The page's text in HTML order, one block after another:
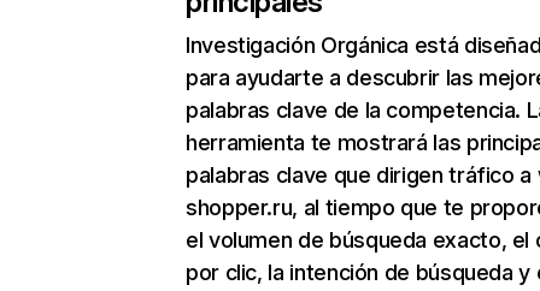
Investigación Orgánica está
para ayudarte a descubrir las
palabras clave de la competencia.
herramienta te mostrará las
palabras clave que dirigen tráfico a
shopper.ru, al tiempo que te
el volumen de búsqueda exacto, el
por clic, la intención de búsqueda y